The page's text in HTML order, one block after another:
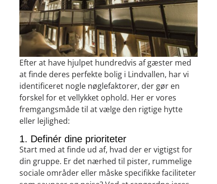
Efter at have hjulpet hundredvis af gæster med
at finde deres perfekte bolig i Lindvallen, har vi
identificeret nogle nøglefaktorer, der gør en
forskel for et vellykket ophold. Her er vores
fremgangsmåde til at vælge den rigtige hytte
eller lejlighed:
1. Definér dine prioriteter
Start med at finde ud af, hvad der er vigtigst for
din gruppe. Er det nærhed til pister, rummelige
sociale områder eller måske specifikke faciliteter